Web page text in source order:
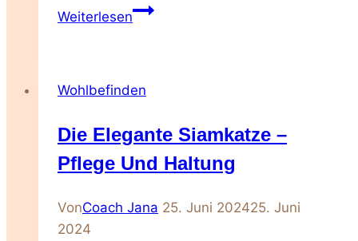
WeiterlesenDie
und
Bedürfnisse
von
und
Wohlbefinden
Die Elegante Siamkatze –
Pflege Und Haltung
VonCoach Jana 25. Juni 202425. Juni
2024